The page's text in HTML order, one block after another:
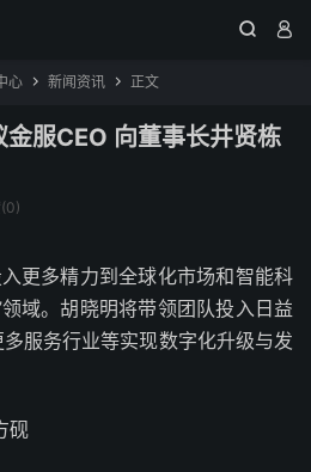
 
心  新闻资讯  正文
服CEO 向董事长井贤栋
0)
更多精力到全球化市场和智能科
域。胡晓明将带领团队投入日益
服务行业等实现数字化升级与发
砚